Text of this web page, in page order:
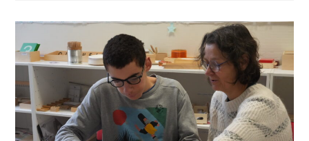
MODE
DES
EXTRAS-
ORDINAIRES
SE
PRÉPARE
EN
GRAND
SECRET
!…